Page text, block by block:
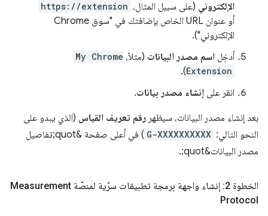
الإلكتروني (على سبيل المثال، https://extension
أو عنوان URL الخاص بإضافتك في "سوق Chrome
الإلكتروني").
أدخِل اسم مصدر البيانات (مثلاً، My Chrome
Extension
).
انقر على إنشاء مصدر بيانات.
بعد إنشاء مصدر البيانات، سيظهر رقم تعريف القياس (الذي يبدو على
النحو التالي: G-XXXXXXXXXX
) في أعلى صفحة &quot;تفاصيل
مصدر البيانات&quot;.
الخطوة 2: إنشاء واجهة برمجة تطبيقات سرّية لمنصّة Measurement
Protocol